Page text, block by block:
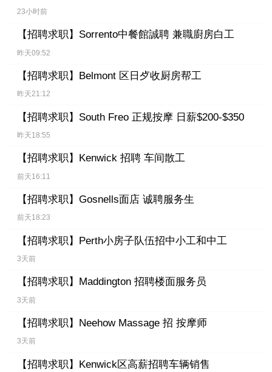
23小时前
【招聘求职】 Sorrento中餐館誠聘 兼職廚房白工
昨天09:52
【招聘求职】 Belmont 区日歺收厨房帮工
昨天21:12
【招聘求职】 South Freo 正规按摩 日薪$200-$350
昨天18:55
【招聘求职】 Kenwick 招聘 车间散工
前天16:11
【招聘求职】 Gosnells面店 诚聘服务生
前天18:23
【招聘求职】 Perth小房子队伍招中小工和中工
3天前
【招聘求职】 Maddington 招聘楼面服务员
3天前
【招聘求职】 Neehow Massage 招 按摩师
3天前
【招聘求职】 Kenwick区高薪招聘车辆销售